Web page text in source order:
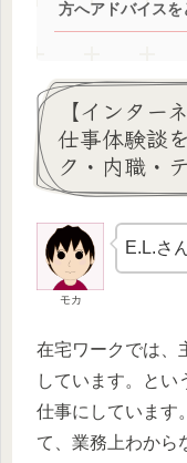
方へアドバイスを
【インター
仕事体験談
ク・内職・
モカ
E.L.さ
在宅ワークでは、
しています。とい
仕事にしています
て、業務上わから